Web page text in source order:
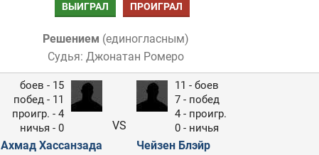
ВЫИГРАЛ ПРОИГРАЛ
Решением (единогласным)
Судья: Джонатан Ромеро
боев - 15
побед - 11
проигр. - 4
ничья - 0
Ахмад Хассанзада
VS
11 - боев
7 - побед
4 - проигр.
0 - ничья
Чейзен Блэйр